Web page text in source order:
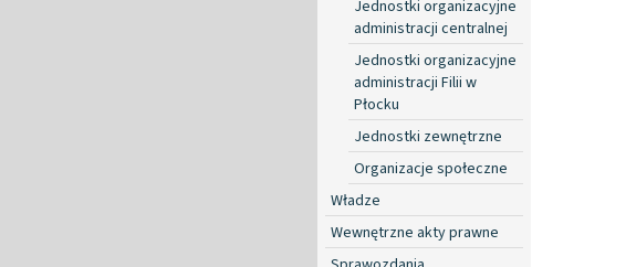
Jednostki organizacyjne
administracji centralnej
Jednostki organizacyjne
administracji Filii w
Płocku
Jednostki zewnętrzne
Organizacje społeczne
Władze
Wewnętrzne akty prawne